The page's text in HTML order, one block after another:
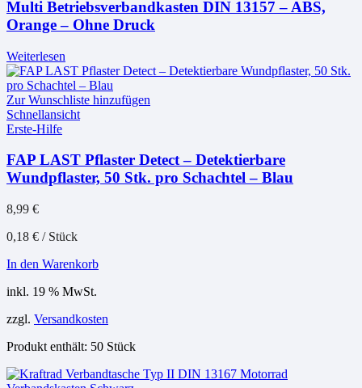
Multi Betriebsverbandkasten DIN 13157 – ABS,
Orange – Ohne Druck
Weiterlesen
Zur Wunschliste hinzufügen
Schnellansicht
Erste-Hilfe
FAP LAST Pflaster Detect – Detektierbare
Wundpflaster, 50 Stk. pro Schachtel – Blau
8,99 €
0,18 € / Stück
In den Warenkorb
inkl. 19 % MwSt.
zzgl. Versandkosten
Produkt enthält: 50 Stück